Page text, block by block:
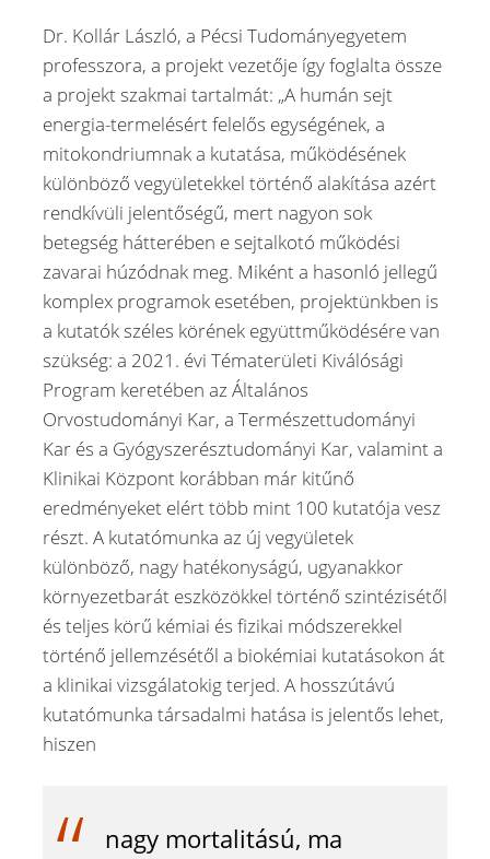
Dr. Kollár László, a Pécsi Tudományegyetem
professzora, a projekt vezetője így foglalta össze
a projekt szakmai tartalmát: „A humán sejt
energia-termelésért felelős egységének, a
mitokondriumnak a kutatása, működésének
különböző vegyületekkel történő alakítása azért
rendkívüli jelentőségű, mert nagyon sok
betegség hátterében e sejtalkotó működési
zavarai húzódnak meg. Miként a hasonló jellegű
komplex programok esetében, projektünkben is
a kutatók széles körének együttműködésére van
szükség: a 2021. évi Tématerületi Kiválósági
Program keretében az Általános
Orvostudományi Kar, a Természettudományi
Kar és a Gyógyszerésztudományi Kar, valamint a
Klinikai Központ korábban már kitűnő
eredményeket elért több mint 100 kutatója vesz
részt. A kutatómunka az új vegyületek
különböző, nagy hatékonyságú, ugyanakkor
környezetbarát eszközökkel történő szintézisétől
és teljes körű kémiai és fizikai módszerekkel
történő jellemzésétől a biokémiai kutatásokon át
a klinikai vizsgálatokig terjed. A hosszútávú
kutatómunka társadalmi hatása is jelentős lehet,
hiszen
nagy mortalitású, ma